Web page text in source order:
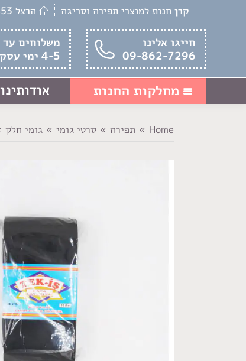
קרן חנות למוצרי תפירה וסריגה הרצל 53, נתניה
חייגו אלינו
09-862-7296
משלוחים עד
4-5 ימי עסקים
מחלקות החנות אודותינו
You are here:
Home תפירה סרטי גומי גומי חלק